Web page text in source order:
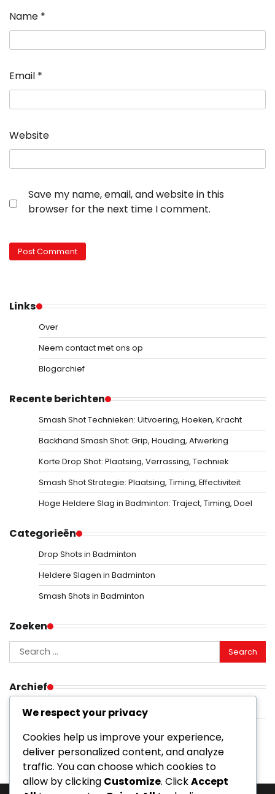
Name *
Email *
Website
Save my name, email, and website in this
browser for the next time I comment.
Links
Over
Neem contact met ons op
Blogarchief
Recente berichten
Smash Shot Technieken: Uitvoering, Hoeken, Kracht
Backhand Smash Shot: Grip, Houding, Afwerking
Korte Drop Shot: Plaatsing, Verrassing, Techniek
Smash Shot Strategie: Plaatsing, Timing, Effectiviteit
Hoge Heldere Slag in Badminton: Traject, Timing, Doel
Categorieën
Drop Shots in Badminton
Heldere Slagen in Badminton
Smash Shots in Badminton
Zoeken
Search
for:
Archief
February 2026
We respect your privacy
Cookies help us improve your experience,
deliver personalized content, and analyze
traffic. You can choose which cookies to
allow by clicking Customize. ClickAccept